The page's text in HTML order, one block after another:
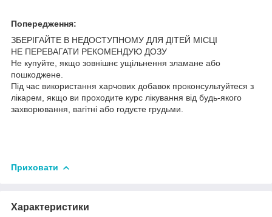
Попередження:
ЗБЕРІГАЙТЕ В НЕДОСТУПНОМУ ДЛЯ ДІТЕЙ МІСЦІ
НЕ ПЕРЕВАГАТИ РЕКОМЕНДУЮ ДОЗУ
Не купуйте, якщо зовнішнє ущільнення зламане або
пошкоджене.
Під час використання харчових добавок проконсультуйтеся з
лікарем, якщо ви проходите курс лікування від будь-якого
захворювання, вагітні або годуєте грудьми.
Приховати
Характеристики